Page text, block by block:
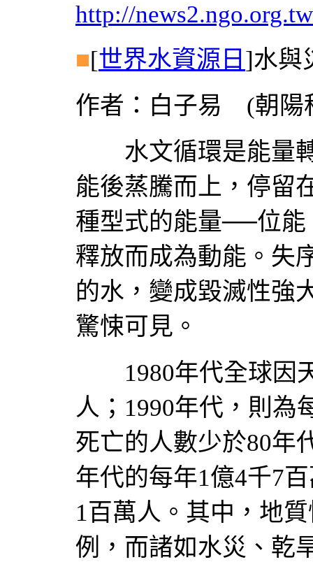
http://
■[世界水資源日 ]水與
作者：白子易 (朝陽
水文循環是能量轉
能後蒸騰而上，停留
種型式的能量──位能
釋放而成為動能。失
的水，變成毀滅性強
驚悚可見。
1980年代全球因天
人；1990年代，則為
死亡的人數少於80年
年代的每年1億4千7
1百萬人。其中，地
例，而諸如水災、乾